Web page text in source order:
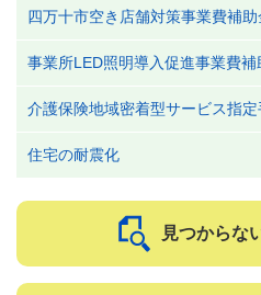
四万十市空き店舗対策事業費補助
事業所LED照明導入促進事業費補
介護保険地域密着型サービス指
住宅の耐震化
見つからな